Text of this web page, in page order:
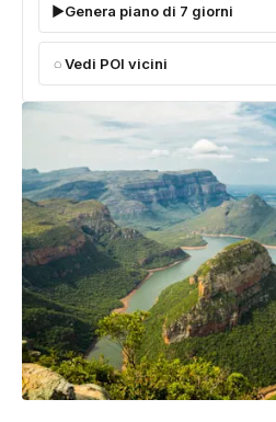
Genera piano di 7 giorni
Vedi POI vicini